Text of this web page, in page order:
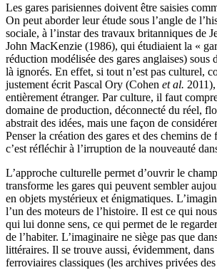
Les gares parisiennes doivent être saisies
On peut aborder leur étude sous l’angle de
sociale, à l’instar des travaux britanniques de
John MacKenzie (1986), qui étudiaient la «
réduction modélisée des gares anglaises) sous
là ignorés. En effet, si tout n’est pas culturel,
justement écrit Pascal Ory (Cohen et al.
entièrement étranger. Par culture, il faut
domaine de production, déconnecté du réel,
abstrait des idées, mais une façon de
Penser la création des gares et des chemins
c’est réfléchir à l’irruption de la nouveauté
L’approche culturelle permet d’ouvrir le
transforme les gares qui peuvent sembler
en objets mystérieux et énigmatiques.
l’un des moteurs de l’histoire. Il est ce qui
qui lui donne sens, ce qui permet de le
de l’habiter. L’imaginaire ne siège pas que
littéraires. Il se trouve aussi, évidemment, dans
ferroviaires classiques (les archives privées